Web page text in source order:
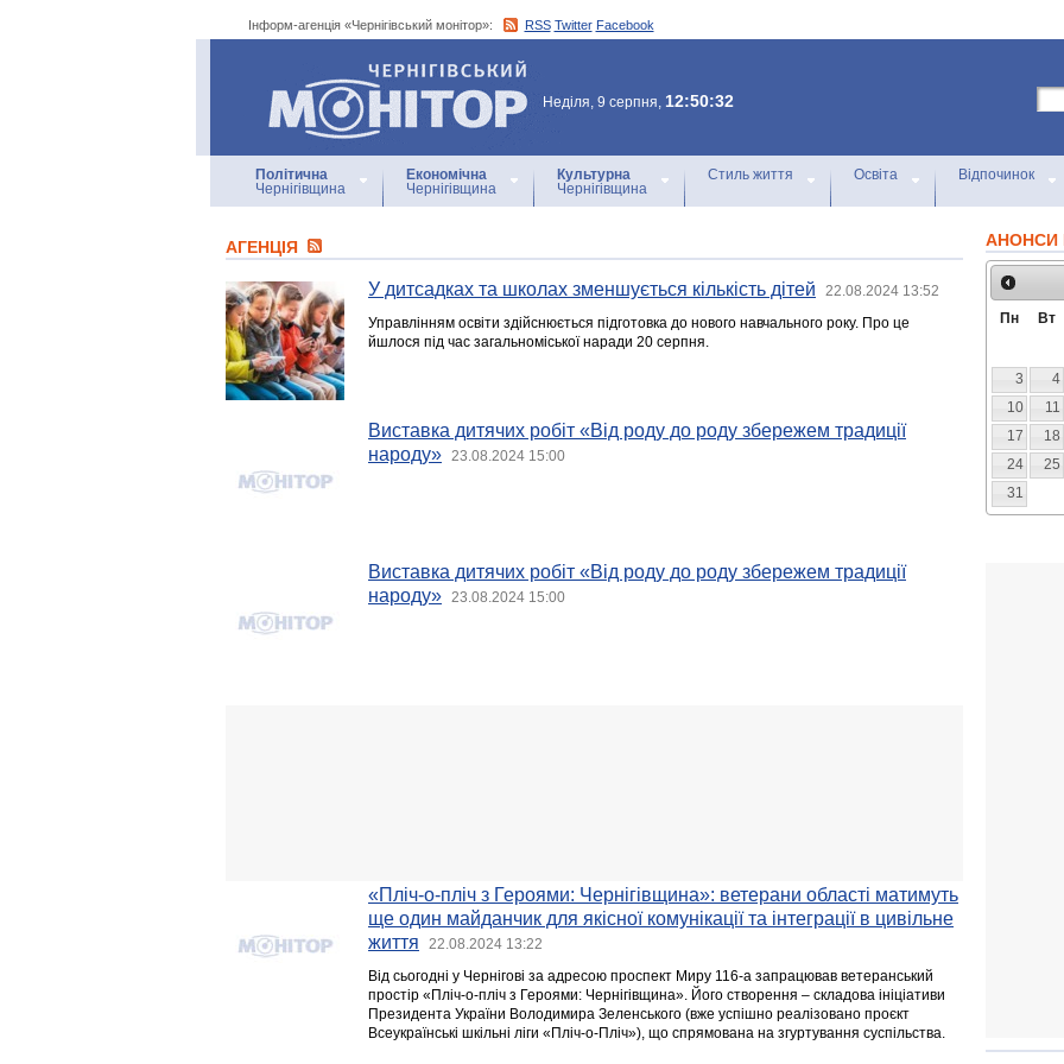
Інформ-агенція «Чернігівський монітор»: RSS Twitter Facebook
Інформ-агенція
«Чернігівський монітор»
Неділя, 9 серпня, 12:50:32
Політична
Чернігівщина
Економічна
Чернігівщина
Культурна
Чернігівщина
Стиль життя Освіта Відпочинок
АГЕНЦIЯ
У дитсадках та школах зменшується кількість дітей 22.08.2024 13:52
Управлінням освіти здійснюється підготовка до нового навчального року. Про це
йшлося під час загальноміської наради 20 серпня.
Виставка дитячих робіт «Від роду до роду збережем традиції
народу»
23.08.2024 15:00
Виставка дитячих робіт «Від роду до роду збережем традиції
народу»
23.08.2024 15:00
«Пліч-о-пліч з Героями: Чернігівщина»: ветерани області матимуть
ще один майданчик для якісної комунікації та інтеграції в цивільне
життя
22.08.2024 13:22
Від сьогодні у Чернігові за адресою проспект Миру 116-а запрацював ветеранський
простір «Пліч-о-пліч з Героями: Чернігівщина». Його створення – складова ініціативи
Президента України Володимира Зеленського (вже успішно реалізовано проєкт
Всеукраїнські шкільні ліги «Пліч-о-Пліч»), що спрямована на згуртування суспільства.
АНОНСИ
Пн Вт
3
4
10
11
17
18
24
25
31